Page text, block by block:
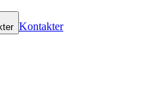
Kontakter